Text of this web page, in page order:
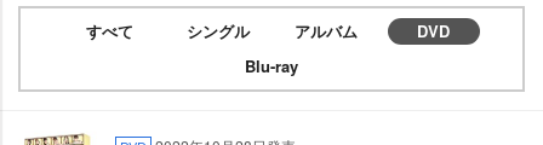
すべて シングル アルバム
DVD
Blu-ray